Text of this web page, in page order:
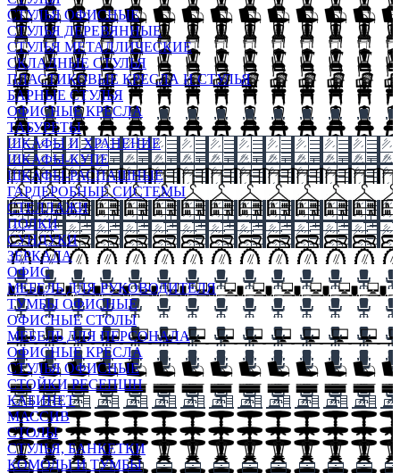
СТУЛЬЯ ОФИСНЫЕ
СТУЛЬЯ ДЕРЕВЯННЫЕ
СТУЛЬЯ МЕТАЛЛИЧЕСКИЕ
СКЛАДНЫЕ СТУЛЬЯ
ПЛАСТИКОВЫЕ КРЕСЛА И СТУЛЬЯ
БАРНЫЕ СТУЛЬЯ
ОФИСНЫЕ КРЕСЛА
ТАБУРЕТЫ
ШКАФЫ И ХРАНЕНИЕ
ШКАФЫ-КУПЕ
ШКАФЫ-РАСПАШНЫЕ
ГАРДЕРОБНЫЕ СИСТЕМЫ
СТЕЛЛАЖИ
ПОЛКИ
СУНДУКИ
ЗЕРКАЛА
ОФИС
МЕБЕЛЬ ДЛЯ РУКОВОДИТЕЛЯ
ТУМБЫ ОФИСНЫЕ
ОФИСНЫЕ СТОЛЫ
МЕБЕЛЬ ДЛЯ ПЕРСОНАЛА
ОФИСНЫЕ КРЕСЛА
СТУЛЬЯ ОФИСНЫЕ
СТОЙКИ РЕСЕПШН
КАБИНЕТ
МАССИВ
СТОЛЫ
СТУЛЬЯ, БАНКЕТКИ
КОМОДЫ И ТУМБЫ